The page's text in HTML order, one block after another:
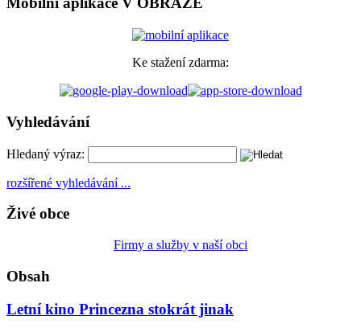
Ke stažení zdarma:
Vyhledávání
Hledaný výraz:
rozšířené vyhledávání ...
Živé obce
Firmy a služby v naší obci
Obsah
Letní kino Princezna stokrát jinak